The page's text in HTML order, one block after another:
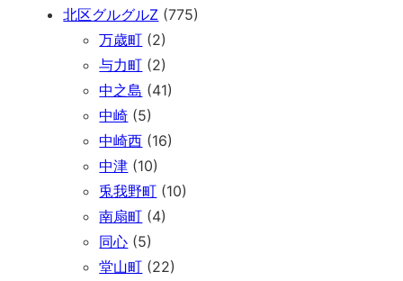
北区グルグルZ (775)
万歳町 (2)
与力町 (2)
中之島 (41)
中崎 (5)
中崎西 (16)
中津 (10)
兎我野町 (10)
南扇町 (4)
同心 (5)
堂山町 (22)